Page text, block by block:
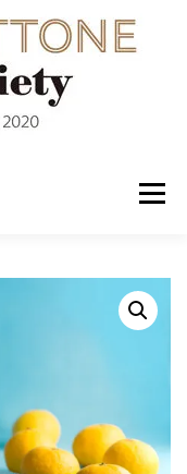
メニュー
PANETTONE